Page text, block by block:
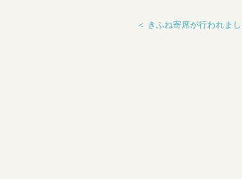
＜ きふね寄席が行われま